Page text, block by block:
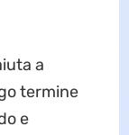
a
termine
e